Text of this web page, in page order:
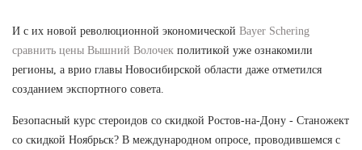
И с их новой революционной экономической Bayer Schering
сравнить цены Вышний Волочек политикой уже ознакомили
регионы, а врио главы Новосибирской области даже отметился
созданием экспортного совета.
Безопасный курс стероидов со скидкой Ростов-на-Дону - Станожект
со скидкой Ноябрьск? В международном опросе, проводившемся с